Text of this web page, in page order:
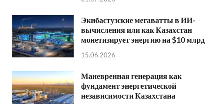
Экибастузские мегаватты в ИИ-
вычисления или как Казахстан
монетизирует энергию на $10 млрд
15.06.2026
Маневренная генерация как
фундамент энергетической
независимости Казахстана